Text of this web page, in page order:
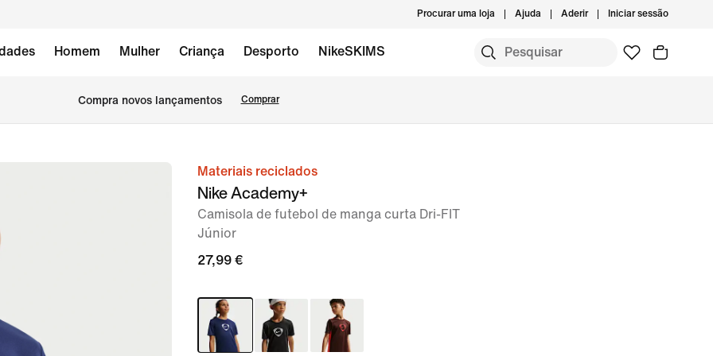
Procurar uma loja Ajuda Aderir Iniciar sessão
Homem Mulher Criança Desporto NikeSKIMS
Compra novos lançamentos Comprar
imagemMateriais reciclados
Nike Academy+
Camisola de futebol de manga curta Dri-FIT
Júnior
27,99 €